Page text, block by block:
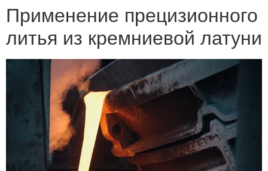
Применение прецизионного
литья из кремниевой латуни